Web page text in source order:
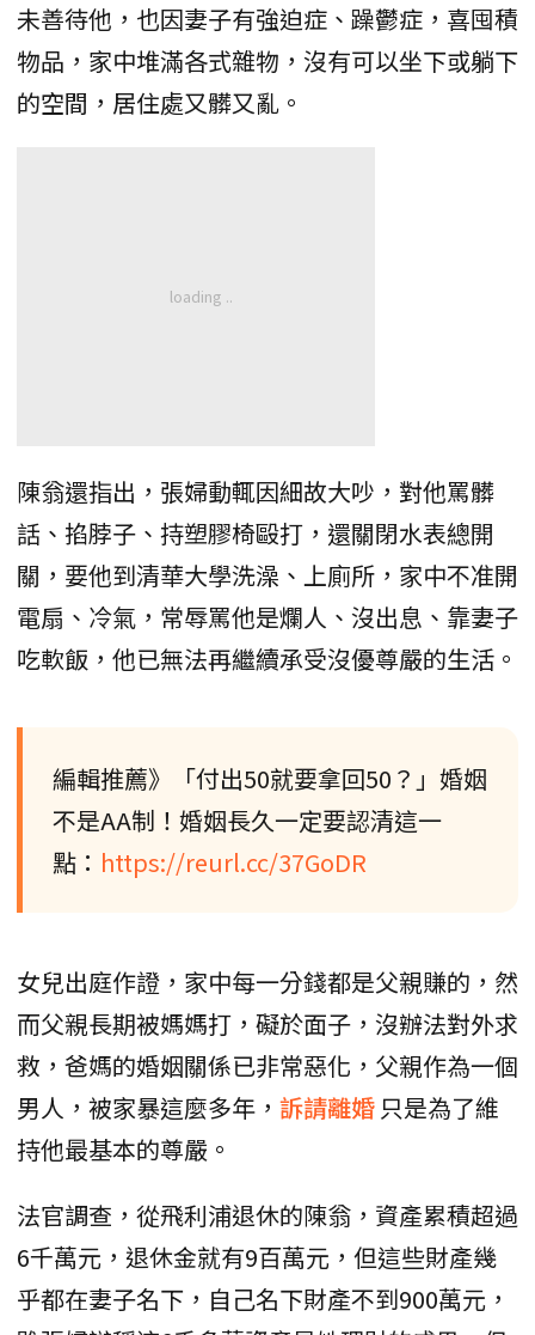
未善待他，也因妻子有強迫症、躁鬱症，喜囤積
物品，家中堆滿各式雜物，沒有可以坐下或躺下
的空間，居住處又髒又亂。
陳翁還指出，張婦動輒因細故大吵，對他罵髒
話、掐脖子、持塑膠椅毆打，還關閉水表總開
關，要他到清華大學洗澡、上廁所，家中不准開
電扇、冷氣，常辱罵他是爛人、沒出息、靠妻子
吃軟飯，他已無法再繼續承受沒優尊嚴的生活。
編輯推薦》「付出50就要拿回50？」婚姻
不是AA制！婚姻長久一定要認清這一
點： https://reurl.cc/37GoDR
女兒出庭作證，家中每一分錢都是父親賺的，然
而父親長期被媽媽打，礙於面子，沒辦法對外求
救，爸媽的婚姻關係已非常惡化，父親作為一個
男人，被家暴這麼多年， 訴請離婚 只是為了維
持他最基本的尊嚴。
法官調查，從飛利浦退休的陳翁，資產累積超過
6千萬元，退休金就有9百萬元，但這些財產幾
乎都在妻子名下，自己名下財產不到900萬元，